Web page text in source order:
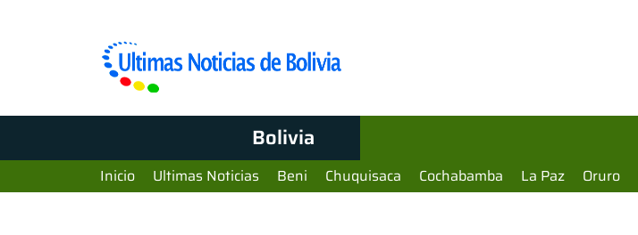
Bolivia
Inicio Ultimas Noticias Beni Chuquisaca Cochabamba La Paz Oruro